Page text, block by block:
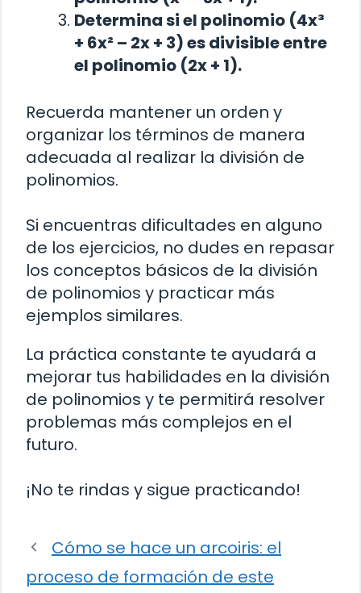
Determina si el polinomio (4x³
+ 6x² – 2x + 3) es divisible entre
el polinomio (2x + 1).
Recuerda mantener un orden y
organizar los términos de manera
adecuada al realizar la división de
polinomios.
Si encuentras dificultades en alguno
de los ejercicios, no dudes en repasar
los conceptos básicos de la división
de polinomios y practicar más
ejemplos similares.
La práctica constante te ayudará a
mejorar tus habilidades en la división
de polinomios y te permitirá resolver
problemas más complejos en el
futuro.
¡No te rindas y sigue practicando!
Cómo se hace un arcoiris: el
proceso de formación de este